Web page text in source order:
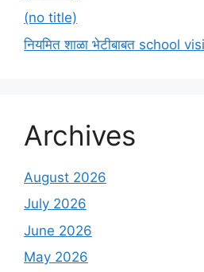
(no title)
नियमित शाळा भेटीबाबत school
Archives
August 2026
July 2026
June 2026
May 2026